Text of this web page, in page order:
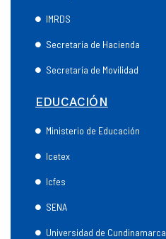
IMRDS
Secretaría de Hacienda
Secretaría de Movilidad
EDUCACIÓN
Ministerio de Educación
Icetex
Icfes
SENA
Universidad de Cundinamarca